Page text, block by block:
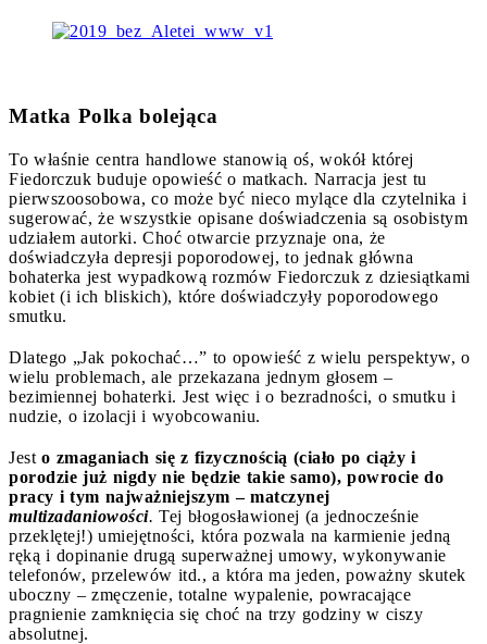
Matka Polka bolejąca
To właśnie centra handlowe stanowią oś, wokół której
Fiedorczuk buduje opowieść o matkach. Narracja jest tu
pierwszoosobowa, co może być nieco mylące dla czytelnika i
sugerować, że wszystkie opisane doświadczenia są osobistym
udziałem autorki. Choć otwarcie przyznaje ona, że
doświadczyła depresji poporodowej, to jednak główna
bohaterka jest wypadkową rozmów Fiedorczuk z dziesiątkami
kobiet (i ich bliskich), które doświadczyły poporodowego
smutku.
Dlatego „Jak pokochać…” to opowieść z wielu perspektyw, o
wielu problemach, ale przekazana jednym głosem –
bezimiennej bohaterki. Jest więc i o bezradności, o smutku i
nudzie, o izolacji i wyobcowaniu.
Jest o zmaganiach się z fizycznością (ciało po ciąży i
porodzie już nigdy nie będzie takie samo), powrocie do
pracy i tym najważniejszym – matczynej
multizadaniowości. Tej błogosławionej (a jednocześnie
przeklętej!) umiejętności, która pozwala na karmienie jedną
ręką i dopinanie drugą superważnej umowy, wykonywanie
telefonów, przelewów itd., a która ma jeden, poważny skutek
uboczny – zmęczenie, totalne wypalenie, powracające
pragnienie zamknięcia się choć na trzy godziny w ciszy
absolutnej.